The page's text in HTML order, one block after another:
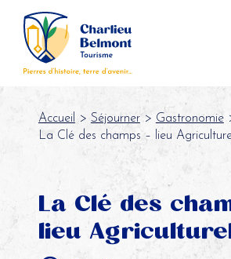
Accueil > Séjourner> Gastronomie
La Clé des champs – lieu
La Clé des
lieu
Panneau de gestion des cookies